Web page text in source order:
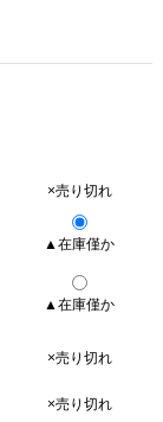
×売り切れ
▲在庫僅か
▲在庫僅か
×売り切れ
×売り切れ